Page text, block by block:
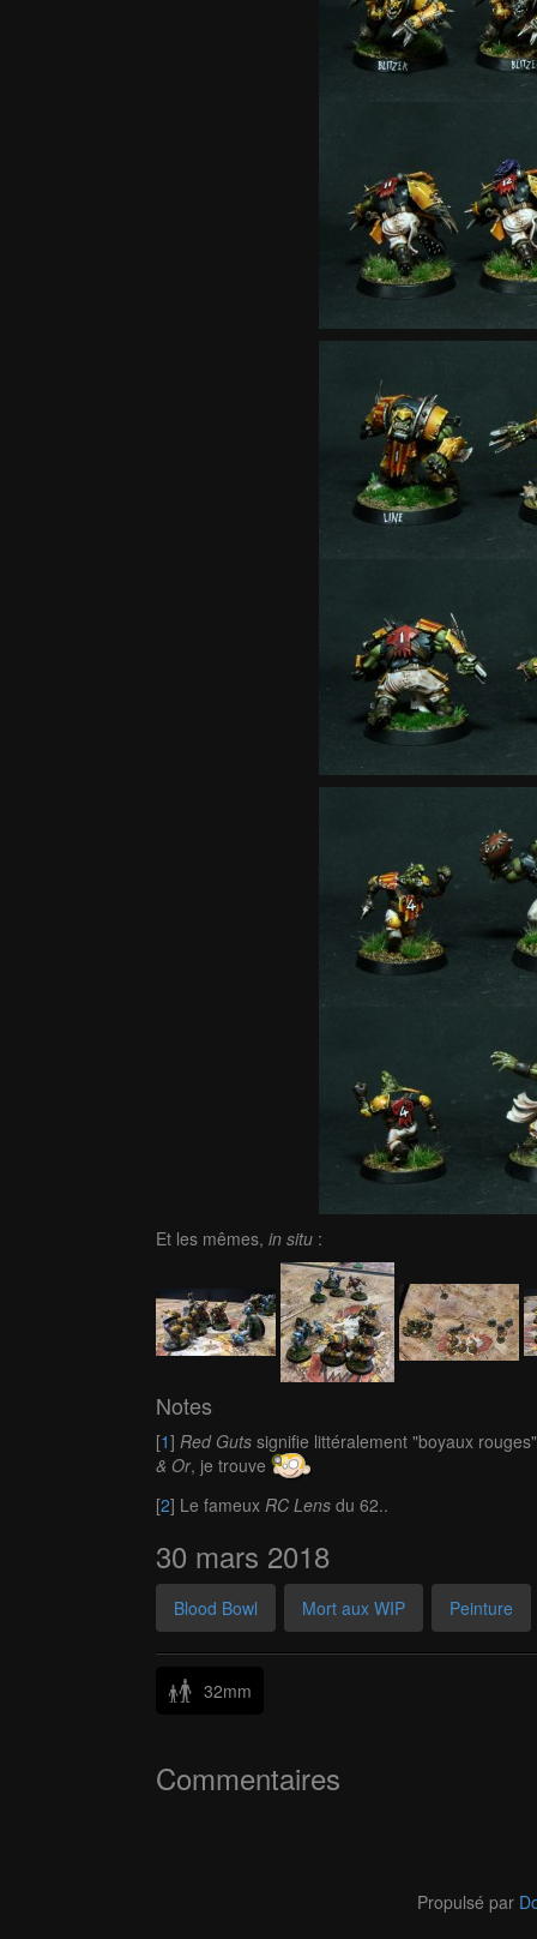
Et les mêmes, in situ :
Notes
[1] Red Guts signifie littéralement "boyaux
& Or, je trouve
[2] Le fameux RC Lens du 62..
30 mars 2018
Blood Bowl Mort aux WIP Peinture
32mm
Commentaires
Propulsé par